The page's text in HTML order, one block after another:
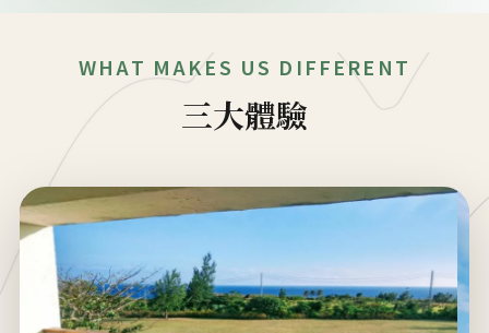
WHAT MAKES US DIFFERENT
三大體驗